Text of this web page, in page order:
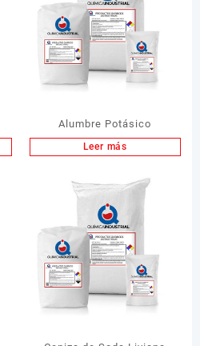
Alumbre Potásico
Leer más